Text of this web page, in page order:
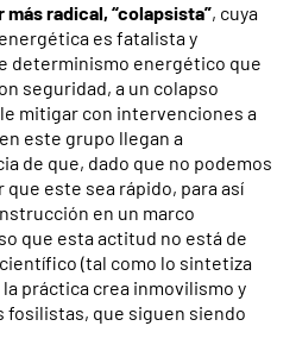
radical, “colapsista”, cuya
es fatalista y
determinismo energético que
seguridad, a un colapso
mitigar con intervenciones a
este grupo llegan a
de que, dado que no podemos
este sea rápido, para así
en un marco
que esta actitud no está de
(tal como lo sintetiza
la práctica crea inmovilismo y
fosilistas, que siguen siendo